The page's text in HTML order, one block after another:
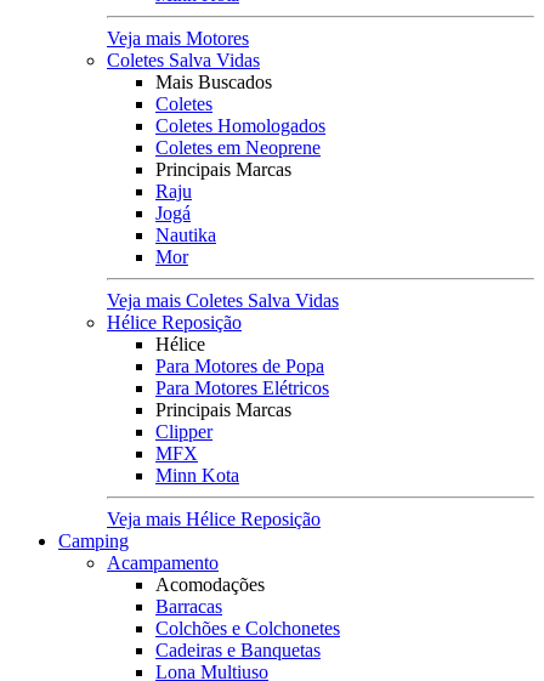
Veja mais Motores
Coletes Salva Vidas
Mais Buscados
Coletes
Coletes Homologados
Coletes em Neoprene
Principais Marcas
Raju
Jogá
Nautika
Mor
Veja mais Coletes Salva Vidas
Hélice Reposição
Hélice
Para Motores de Popa
Para Motores Elétricos
Principais Marcas
Clipper
MFX
Minn Kota
Veja mais Hélice Reposição
Camping
Acampamento
Acomodações
Barracas
Colchões e Colchonetes
Cadeiras e Banquetas
Lona Multiuso